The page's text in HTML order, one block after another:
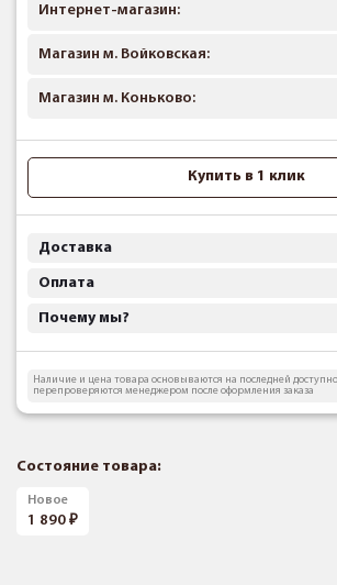
Интернет-магазин:
Магазин м. Войковская:
Магазин м. Коньково:
Купить в 1 клик
Доставка
Оплата
Почему мы?
Наличие и цена товара основываются на последней
перепроверяются менеджером после оформления заказа
Состояние товара:
Новое
1 890